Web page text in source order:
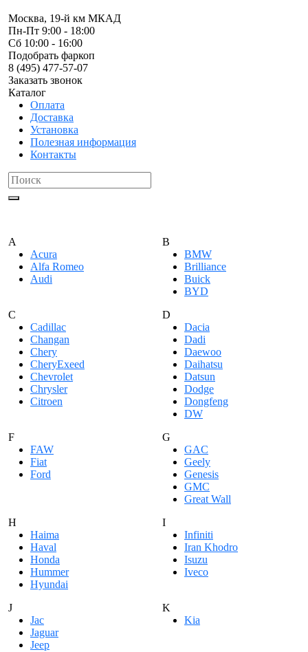
Москва, 19-й км МКАД
Пн-Пт 9:00 - 18:00
Сб 10:00 - 16:00
Подобрать фаркоп
8 (495) 477-57-07
Заказать звонок
Каталог
Оплата
Доставка
Установка
Полезная информация
Контакты
A
Acura
Alfa Romeo
Audi
B
BMW
Brilliance
Buick
BYD
C
Cadillac
Changan
Chery
CheryExeed
Chevrolet
Chrysler
Citroen
D
Dacia
Dadi
Daewoo
Daihatsu
Datsun
Dodge
Dongfeng
DW
F
FAW
Fiat
Ford
G
GAC
Geely
Genesis
GMC
Great Wall
H
Haima
Haval
Honda
Hummer
Hyundai
I
Infiniti
Iran Khodro
Isuzu
Iveco
J
Jac
Jaguar
Jeep
K
Kia